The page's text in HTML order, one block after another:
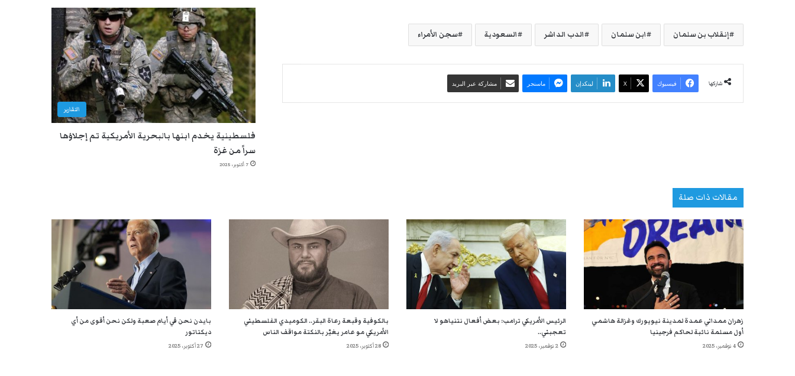
إنقلاب بن سلمان ابن سلمان الدب الداشر السعودية سجن الأمراء
شاركها فيسبوك ‫X لينكدإن ماسنجر مشاركة عبر البريد
التقارير
فلسطينية يخدم ابنها بالبحرية الأمريكية تم إجلاؤها
سراً من غزة
7 أكتوبر، 2025
مقالات ذات صلة
زهران ممداني عمدة لمدينة نيويورك وغزالة هاشمي
أول مسلمة نائبة لحاكم فرجينيا
4 نوفمبر، 2025
الرئيس الأمريكي ترامب: بعض أفعال نتنياهو لا
تعجبني..
2 نوفمبر، 2025
بالكوفية وقبعة رعاة البقر.. الكوميدي الفلسطيني
الأمريكي مو عامر يغيّر بالنكتة مواقف الناس
28 أكتوبر، 2025
بايدن نحن في أيام صعبة ولكن نحن أقوى من أي
ديكتاتور
27 أكتوبر، 2025